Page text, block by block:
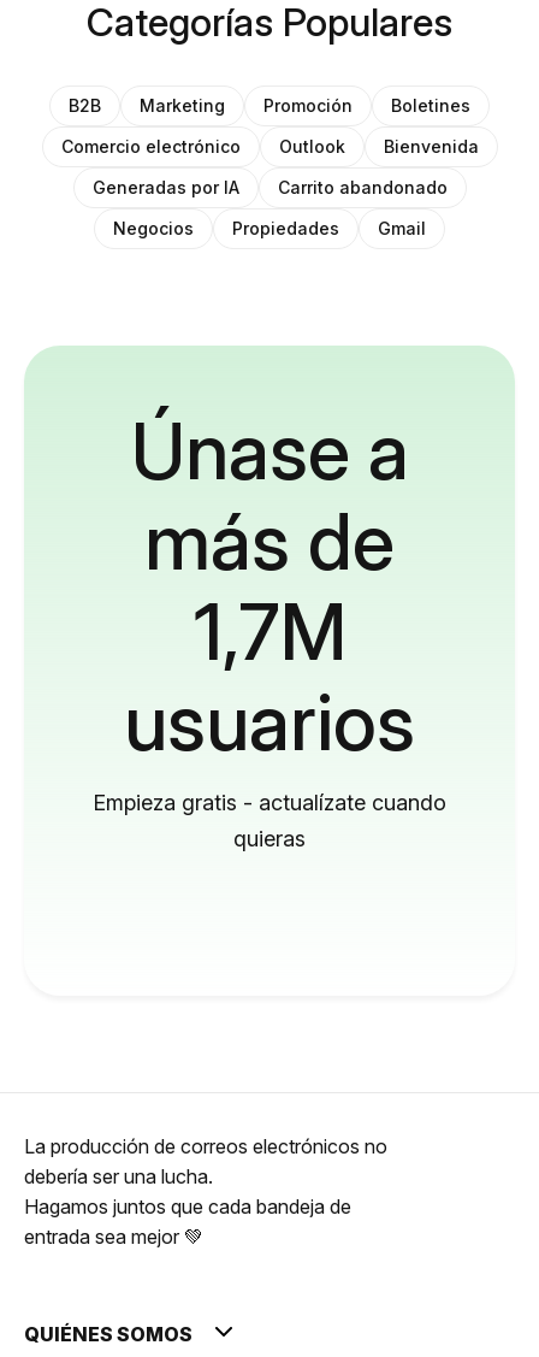
Categorías Populares
B2B Marketing Promoción
Boletines
Comercio electrónico
Outlook
Bienvenida
Generadas por IA
Carrito abandonado
Negocios
Propiedades Gmail
Únase a
más de
1,7M
usuarios
Empieza gratis - actualízate cuando
quieras
La producción de correos electrónicos no
debería ser una lucha.
Hagamos juntos que cada bandeja de
entrada sea mejor 💚
QUIÉNES SOMOS